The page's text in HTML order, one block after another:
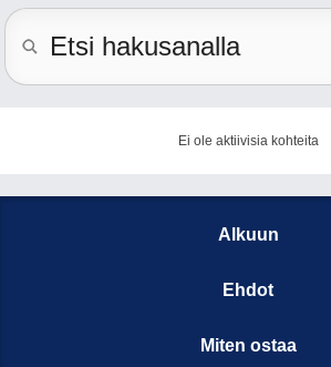
Ei ole aktiivisia kohteita
Alkuun
Ehdot
Miten ostaa